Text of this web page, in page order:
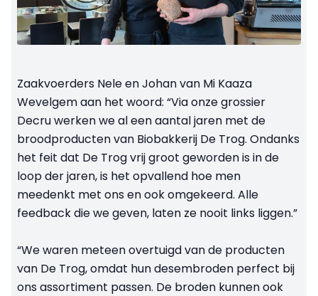
Zaakvoerders Nele en Johan van Mi Kaaza
Wevelgem aan het woord: “Via onze grossier
Decru werken we al een aantal jaren met de
broodproducten van Biobakkerij De Trog. Ondanks
het feit dat De Trog vrij groot geworden is in de
loop der jaren, is het opvallend hoe men
meedenkt met ons en ook omgekeerd. Alle
feedback die we geven, laten ze nooit links liggen.”
“We waren meteen overtuigd van de producten
van De Trog, omdat hun desembroden perfect bij
ons assortiment passen. De broden kunnen ook